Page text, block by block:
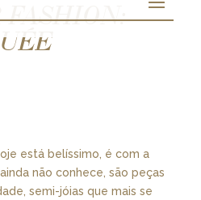
FASHION:
está belíssimo, é com a
não conhece, são peças
semi-jóias que mais se